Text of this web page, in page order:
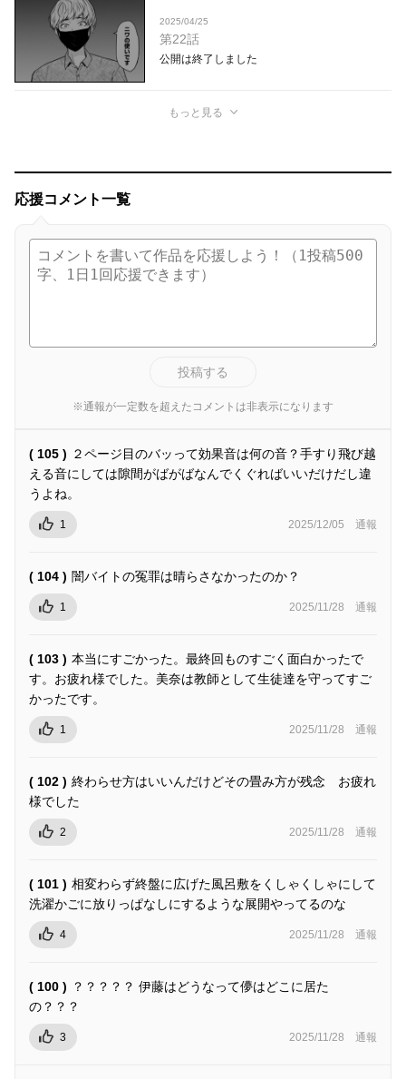
2025/04/25
第22話
公開は終了しました
もっと見る
応援コメント一覧
投稿する
※通報が一定数を超えたコメントは非表示になります
( 105 ) ２ページ目のバッって効果音は何の音？手すり飛び越
える音にしては隙間がばがばなんでくぐればいいだけだし違
うよね。
1 2025/12/05 通報
( 104 ) 闇バイトの冤罪は晴らさなかったのか？
1 2025/11/28 通報
( 103 ) 本当にすごかった。最終回ものすごく面白かったで
す。お疲れ様でした。美奈は教師として生徒達を守ってすご
かったです。
1 2025/11/28 通報
( 102 ) 終わらせ方はいいんだけどその畳み方が残念 お疲れ
様でした
2 2025/11/28 通報
( 101 ) 相変わらず終盤に広げた風呂敷をくしゃくしゃにして
洗濯かごに放りっぱなしにするような展開やってるのな
4 2025/11/28 通報
( 100 )
？？？？？ 伊藤はどうなって儚はどこに居た
の？？？
3 2025/11/28 通報